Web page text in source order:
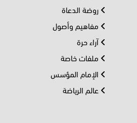
روضة الدعاة
مفاهيم وأصول
آراء حرة
ملفات خاصة
الإمام المؤسس
عالم الرياضة